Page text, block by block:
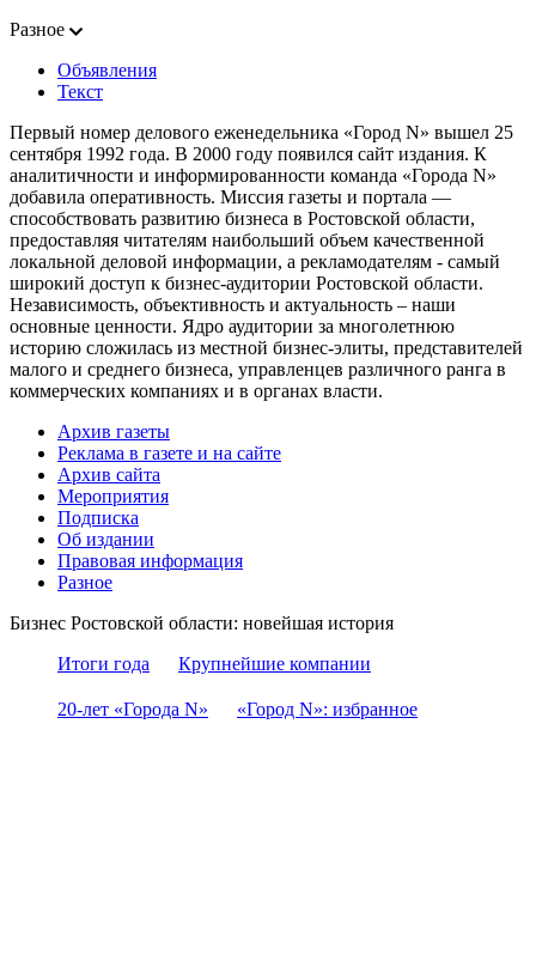
Разное
Объявления
Текст
Первый номер делового еженедельника «Город N» вышел 25
сентября 1992 года. В 2000 году появился сайт издания. К
аналитичности и информированности команда «Города N»
добавила оперативность. Миссия газеты и портала —
способствовать развитию бизнеса в Ростовской области,
предоставляя читателям наибольший объем качественной
локальной деловой информации, а рекламодателям - самый
широкий доступ к бизнес-аудитории Ростовской области.
Независимость, объективность и актуальность – наши
основные ценности. Ядро аудитории за многолетнюю
историю сложилась из местной бизнес-элиты, представителей
малого и среднего бизнеса, управленцев различного ранга в
коммерческих компаниях и в органах власти.
Архив газеты
Реклама в газете и на сайте
Архив сайта
Мероприятия
Подписка
Об издании
Правовая информация
Разное
Бизнес Ростовской области: новейшая история
Итоги года
Крупнейшие компании
20-лет «Города N» «Город N»: избранное